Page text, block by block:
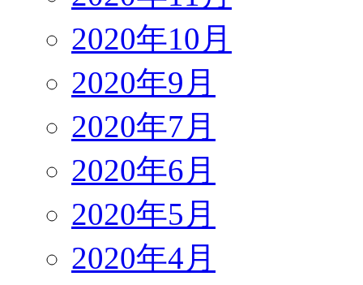
2020年10月
2020年9月
2020年7月
2020年6月
2020年5月
2020年4月